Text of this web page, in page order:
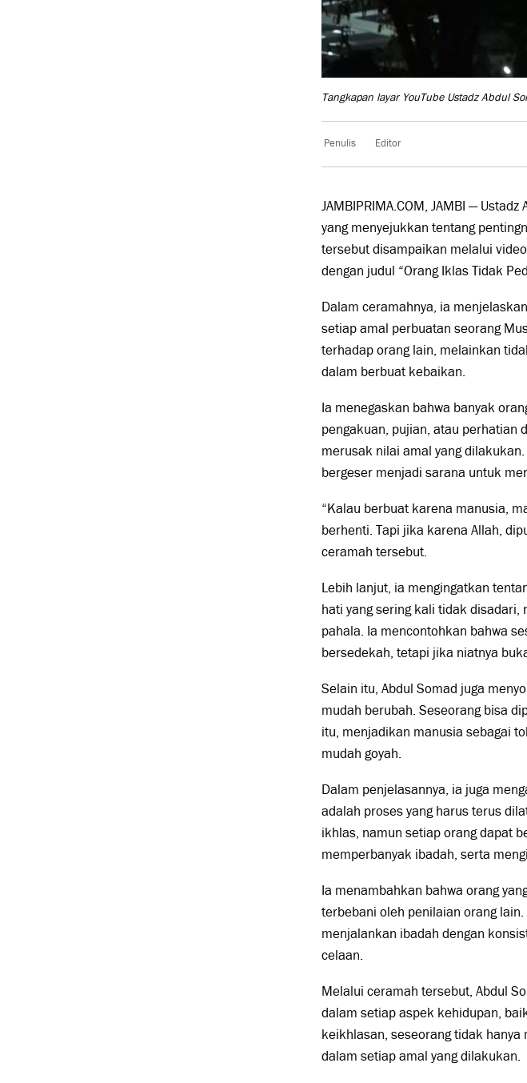
Tangkapan layar YouTube Ustadz Abdul
Penulis Editor
JAMBIPRIMA.COM, JAMBI — Ustadz
yang menyejukkan tentang
tersebut disampaikan melalui
dengan judul “Orang Iklas Tidak
Dalam ceramahnya, ia
setiap amal perbuatan seorang
terhadap orang lain, melainkan
dalam berbuat kebaikan.
Ia menegaskan bahwa banyak
pengakuan, pujian, atau perhatian
merusak nilai amal yang
bergeser menjadi sarana untuk
“Kalau berbuat karena manusia,
berhenti. Tapi jika karena Allah,
ceramah tersebut.
Lebih lanjut, ia mengingatkan
hati yang sering kali tidak
pahala. Ia mencontohkan bahwa
bersedekah, tetapi jika niatnya
Selain itu, Abdul Somad juga
mudah berubah. Seseorang bisa
itu, menjadikan manusia sebagai
mudah goyah.
Dalam penjelasannya, ia juga
adalah proses yang harus terus
ikhlas, namun setiap orang dapat
memperbanyak ibadah, serta
Ia menambahkan bahwa orang
terbebani oleh penilaian orang
menjalankan ibadah dengan
celaan.
Melalui ceramah tersebut, Abdul
dalam setiap aspek kehidupan,
keikhlasan, seseorang tidak
dalam setiap amal yang dilakukan.